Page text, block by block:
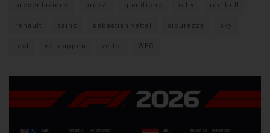
presentazione prezzi qualifiche rally red bull
renault sainz sebastian vettel sicurezza sky
test verstappen vettel WEC